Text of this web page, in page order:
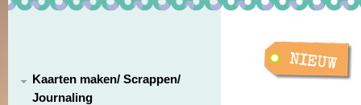
Kaarten maken/ Scrappen/
Journaling